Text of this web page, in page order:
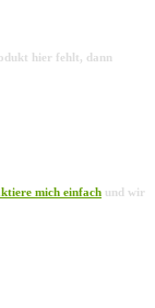
hier fehlt, dann
mich einfach und wir